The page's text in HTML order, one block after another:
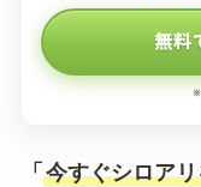
無料
「 今すぐシロア